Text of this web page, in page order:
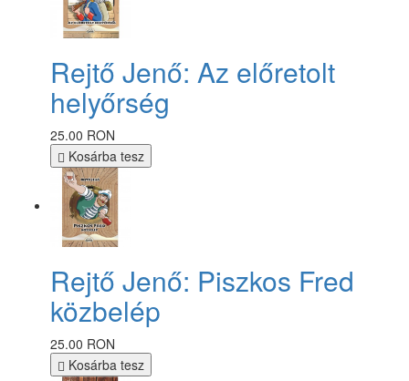
Rejtő Jenő: Az előretolt
helyőrség
25.00 RON
Kosárba tesz
Rejtő Jenő: Piszkos Fred
közbelép
25.00 RON
Kosárba tesz